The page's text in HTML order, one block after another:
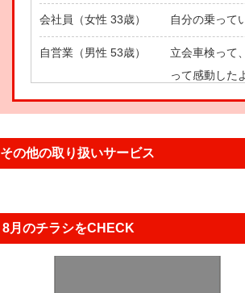
会社員（女性 33歳） 自分の乗って
自営業（男性 53歳）
立会車検って
って感動した
その他の取り扱いサービス
8月のチラシをCHECK